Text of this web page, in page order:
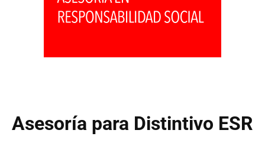
Asesoría para Distintivo ESR